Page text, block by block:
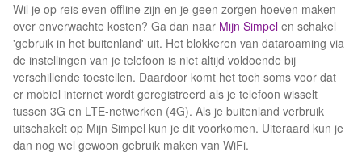
Wil je op reis even offline zijn en je geen zorgen hoeven maken
over onverwachte kosten? Ga dan naar Mijn Simpel en schakel
'gebruik in het buitenland' uit. Het blokkeren van dataroaming via
de instellingen van je telefoon is niet altijd voldoende bij
verschillende toestellen. Daardoor komt het toch soms voor dat
er mobiel internet wordt geregistreerd als je telefoon wisselt
tussen 3G en LTE-netwerken (4G). Als je buitenland verbruik
uitschakelt op Mijn Simpel kun je dit voorkomen. Uiteraard kun je
dan nog wel gewoon gebruik maken van WiFi.